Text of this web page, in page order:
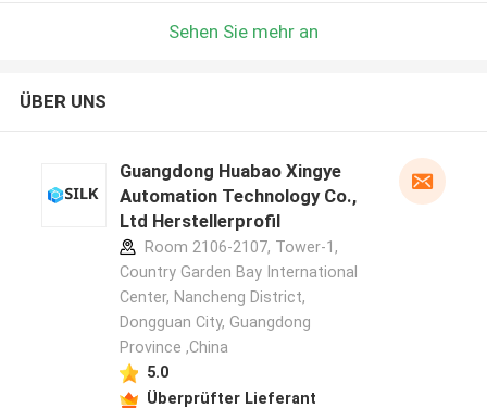
Sehen Sie mehr an
ÜBER UNS
Guangdong Huabao Xingye
Automation Technology Co.,
Ltd Herstellerprofil
Room 2106-2107, Tower-1,
Country Garden Bay International
Center, Nancheng District,
Dongguan City, Guangdong
Province ,China
5.0
Überprüfter Lieferant